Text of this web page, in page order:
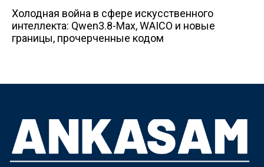
Холодная война в сфере искусственного
интеллекта: Qwen3.8-Max, WAICO и новые
границы, прочерченные кодом